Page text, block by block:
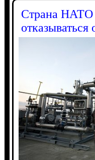
Страна НАТО
отказываться